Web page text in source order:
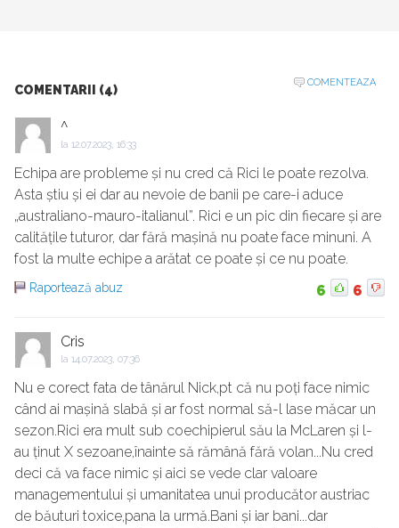
COMENTARII (4)
COMENTEAZA
^
la 12.07.2023, 16:33
Echipa are probleme și nu cred că Rici le poate rezolva.
Asta știu și ei dar au nevoie de banii pe care-i aduce
„australiano-mauro-italianul”. Rici e un pic din fiecare și are
calitățile tuturor, dar fără mașină nu poate face minuni. A
fost la multe echipe a arătat ce poate și ce nu poate.
Raportează abuz 6 6
Cris
la 14.07.2023, 07:36
Nu e corect fata de tânărul Nick,pt că nu poți face nimic
când ai mașină slabă și ar fost normal să-l lase măcar un
sezon.Rici era mult sub coechipierul său la McLaren și l-
au ținut X sezoane,înainte să rămână fără volan...Nu cred
deci că va face nimic și aici se vede clar valoare
managementului și umanitatea unui producător austriac
de băuturi toxice,pana la urmă.Bani și iar bani...dar